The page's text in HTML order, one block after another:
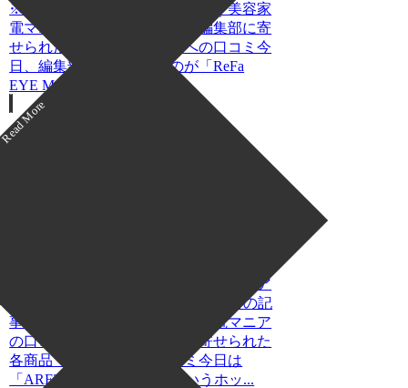
※この記事は「ヨガユニバース｜美容家
電マニアの口コミ・評判」の編集部に寄
せられた各商品・サービスへの口コミ今
日、編集部が紹介したいのが「ReFa
EYE MASK」で...
目の疲れとサヨナラ！手軽なセルフケア
を実現するARETI EPI1609-EYE※この記
事は「ヨガユニバース｜美容家電マニア
の口コミ・評判」の編集部に寄せられた
各商品・サービスへの口コミ今日は
「ARETI EPI1609-EYE」というホッ...